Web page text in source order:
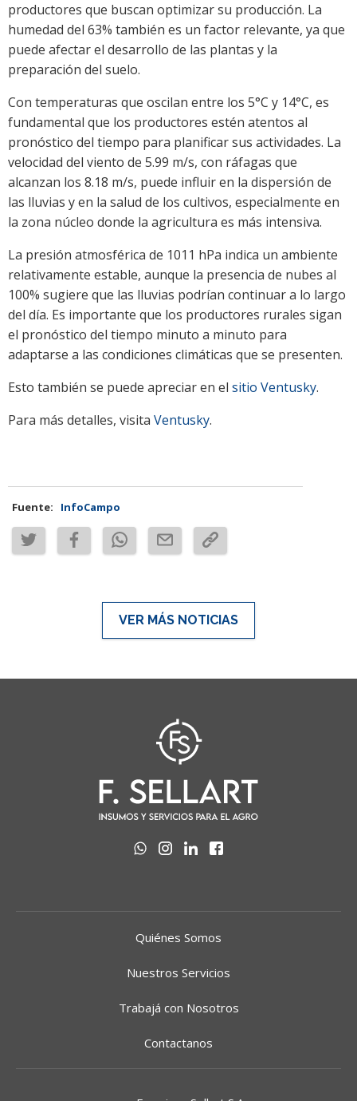
productores que buscan optimizar su producción. La
humedad del 63% también es un factor relevante, ya que
puede afectar el desarrollo de las plantas y la
preparación del suelo.
Con temperaturas que oscilan entre los 5°C y 14°C, es
fundamental que los productores estén atentos al
pronóstico del tiempo para planificar sus actividades. La
velocidad del viento de 5.99 m/s, con ráfagas que
alcanzan los 8.18 m/s, puede influir en la dispersión de
las lluvias y en la salud de los cultivos, especialmente en
la zona núcleo donde la agricultura es más intensiva.
La presión atmosférica de 1011 hPa indica un ambiente
relativamente estable, aunque la presencia de nubes al
100% sugiere que las lluvias podrían continuar a lo largo
del día. Es importante que los productores rurales sigan
el pronóstico del tiempo minuto a minuto para
adaptarse a las condiciones climáticas que se presenten.
Esto también se puede apreciar en el sitio Ventusky.
Para más detalles, visita Ventusky.
Fuente: InfoCampo
VER MÁS NOTICIAS
Quiénes Somos
Nuestros Servicios
Trabajá con Nosotros
Contactanos